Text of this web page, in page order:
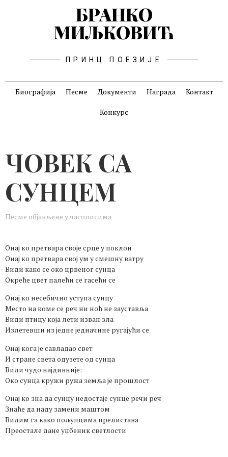
БРАНКО
МИЉКОВИЋ
ПРИНЦ ПОЕЗИЈЕ
Биографија Песме Документи Награда Контакт
Конкурс
ЧОВЕК СА
СУНЦЕМ
Песме објављене у часописима
Онај ко претвара своје срце у поклон
Онај ко претвара свој ум у смешну ватру
Види како се око црвеног сунца
Окреће цвет палећи се гасећи се
Онај ко несебично уступа сунцу
Место на коме се реч ни ноћ не зауставља
Види птицу која лети изван зла
Излетевши из једне једначине ругајући се
Онај кога је савладао свет
И стране света одузете од сунца
Види чудо најдивније:
Око сунца кружи ружа земља је прошлост
Онај ко зна да сунцу недостаје сунце речи реч
Знаће да наду замени маштом
Видим га како пољупцима прелистава
Преостале дане уџбеник светлости